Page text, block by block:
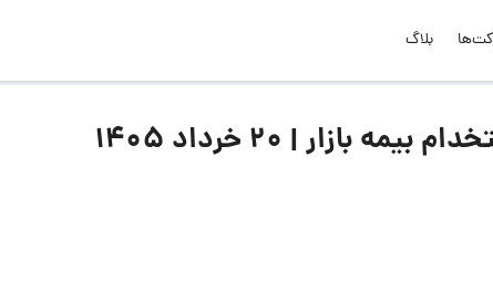
بلاگ
| ۲۰ خرداد ۱۴۰۵